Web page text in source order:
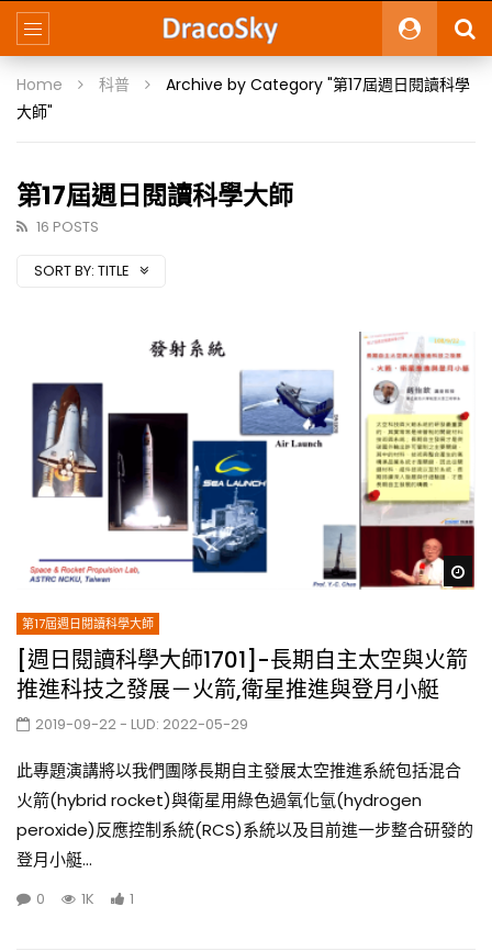
Home 科普
Archive by Category "第17屆週日閱讀科學
大師"
第17屆週日閱讀科學大師
16 POSTS
SORT BY: TITLE
第17屆週日閱讀科學大師
[週日閱讀科學大師1701]-長期自主太空與火箭
推進科技之發展－火箭,衛星推進與登月小艇
2019-09-22- LUD: 2022-05-29
此專題演講將以我們團隊長期自主發展太空推進系統包括混合
火箭(hybrid rocket)與衛星用綠色過氧化氫(hydrogen
peroxide)反應控制系統(RCS)系統以及目前進一步整合研發的
登月小艇...
0 1K 1